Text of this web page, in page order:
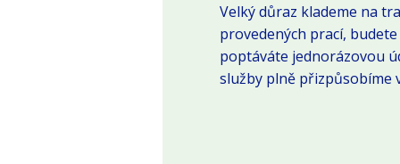
Velký důraz klademe na
provedených prací,
poptáváte jednorázovou
služby plně přizpůsobíme